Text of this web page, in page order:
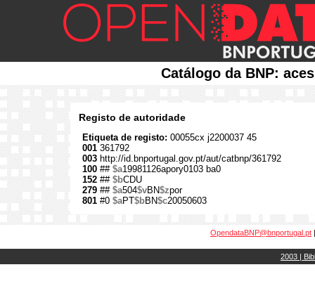
Catálogo da BNP:
Registo de autoridade
Etiqueta de registo: 00055cx j2200037 45
001 361792
003 http://id.bnportugal.gov.pt/aut/catbnp/361792
100 ## $a19981126apory0103 ba0
152 ## $bCDU
279 ## $a504$vBN$zpor
801 #0 $aPT$bBN$c20050603
OpendataBNP@bnportugal.pt
2003 |